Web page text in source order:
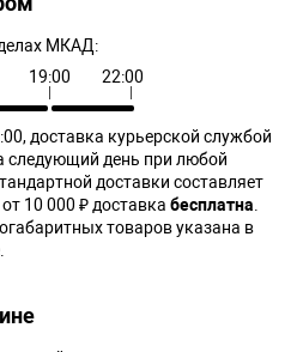
МКАД:
19:00 22:00
доставка курьерской службой
следующий день при любой
доставки составляет
10 000 ₽ доставка бесплатна
товаров указана в